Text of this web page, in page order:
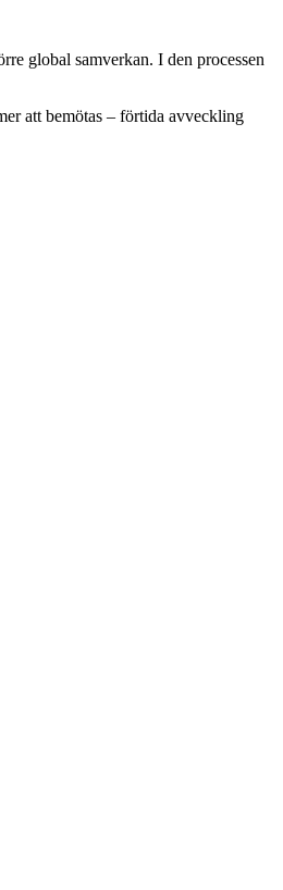
global samverkan. I den processen
att bemötas – förtida avveckling